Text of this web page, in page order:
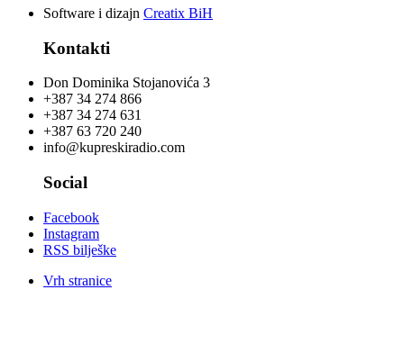
Software i dizajn Creatix BiH
Kontakti
Don Dominika Stojanovića 3
+387 34 274 866
+387 34 274 631
+387 63 720 240
info@kupreskiradio.com
Social
Facebook
Instagram
RSS bilješke
Vrh stranice